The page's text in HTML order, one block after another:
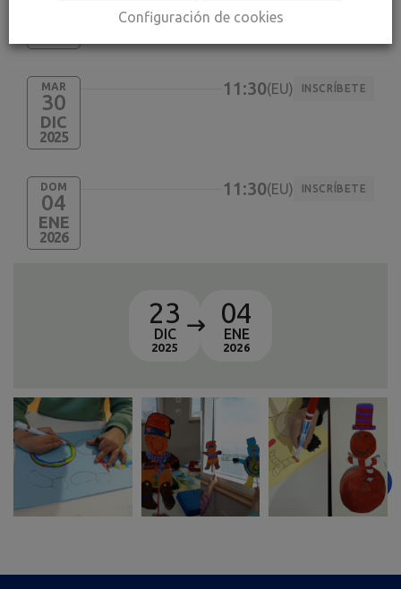
MAR
30
DIC
2025
11:30 EU INSCRÍBETE
DOM
04
ENE
2026
11:30 EU INSCRÍBETE
23
DIC
2025
04
ENE
2026
Configuración de cookies